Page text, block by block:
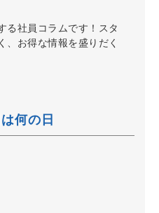
る社員コラムです！スタ
、お得な情報を盛りだく
何の日